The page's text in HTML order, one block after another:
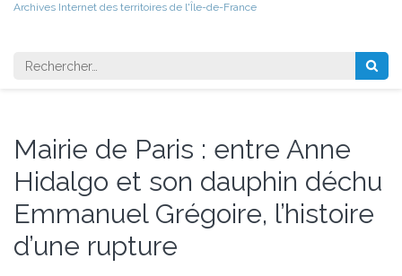
Archives Internet des territoires de l'Île-de-France
Rechercher
Mairie de Paris : entre Anne
Hidalgo et son dauphin déchu
Emmanuel Grégoire, l’histoire
d’une rupture